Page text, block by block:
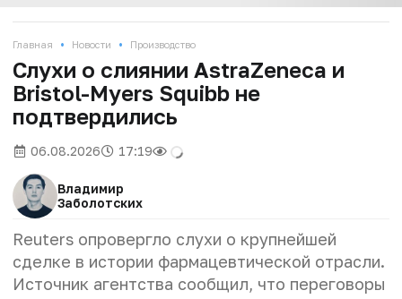
Главная • Новости • Производство
Слухи о слиянии AstraZeneca и
Bristol-Myers Squibb не
подтвердились
06.08.2026 17:19
Владимир
Заболотских
Reuters опровергло слухи о крупнейшей
сделке в истории фармацевтической отрасли.
Источник агентства сообщил, что переговоры